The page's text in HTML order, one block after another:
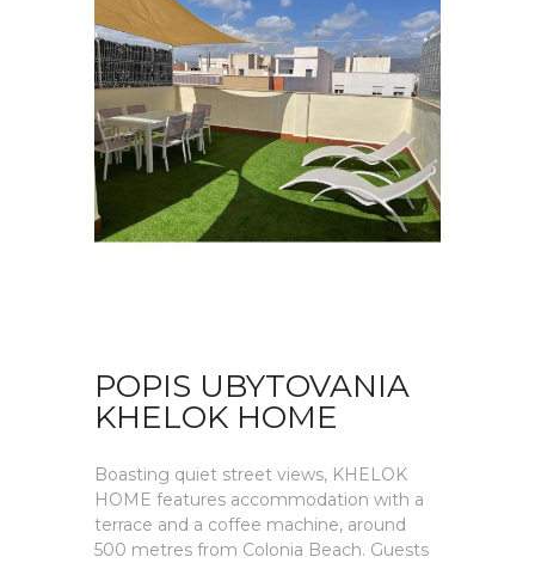
POPIS UBYTOVANIA
KHELOK HOME
Boasting quiet street views, KHELOK
HOME features accommodation with a
terrace and a coffee machine, around
500 metres from Colonia Beach. Guests